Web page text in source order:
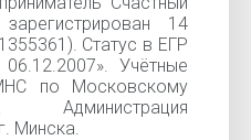
14
Статус в ЕГР
Учётные
по Московскому
Минска.